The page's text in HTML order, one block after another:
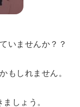
いませんか？？
もしれません。
しょう。